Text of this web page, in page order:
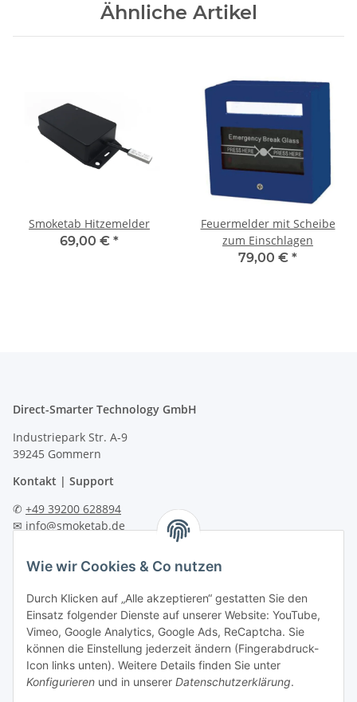
Wie wir Cookies & Co nutzen
Durch Klicken auf „Alle akzeptieren“ gestatten Sie den
Einsatz folgender Dienste auf unserer Website: YouTube,
Vimeo, Google Analytics, Google Ads, ReCaptcha. Sie
können die Einstellung jederzeit ändern (Fingerabdruck-
Icon links unten). Weitere Details finden Sie unter
Konfigurieren und in unserer Datenschutzerklärung.
Ähnliche Artikel
Smoketab Hitzemelder
69,00 € *
Feuermelder mit Scheibe
zum Einschlagen
79,00 € *
Direct-Smarter Technology GmbH
Industriepark Str. A-9
39245 Gommern
Kontakt | Support
✆ +49 39200 628894
✉ info@smoketab.de
https://support.smoketab.de
Informationen